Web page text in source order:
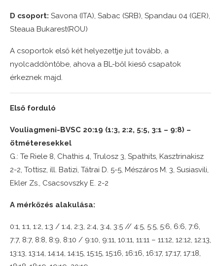
D csoport: Savona (ITA), Sabac (SRB), Spandau 04 (GER),
Steaua Bukarest(ROU)
A csoportok első két helyezettje jut tovább, a
nyolcaddöntőbe, ahova a BL-ből kieső csapatok
érkeznek majd.
Első forduló
Vouliagmeni-BVSC 20:19 (1:3, 2:2, 5:5, 3:1 – 9:8) –
ötméteresekkel
G.: Te Riele 8, Chathis 4, Trulosz 3, Spathits, Kasztrinakisz
2-2, Tottisz, ill. Batizi, Tátrai D. 5-5, Mészáros M. 3, Susiasvili,
Ekler Zs., Csacsovszky E. 2-2
A mérkőzés alakulása:
0:1, 1:1, 1:2, 1:3 / 1:4, 2:3, 2:4, 3:4, 3:5 // 4:5, 5:5, 5:6, 6:6, 7:6,
7:7, 8:7, 8:8, 8:9, 8:10 / 9:10, 9:11, 10:11, 11:11 – 11:12, 12:12, 12:13,
13:13, 13:14, 14:14, 14:15, 15:15, 15:16, 16:16, 16:17, 17:17, 17:18,